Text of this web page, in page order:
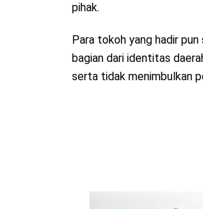
pihak.
Para tokoh yang hadir
bagian dari identitas
serta tidak menimbulkan